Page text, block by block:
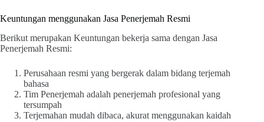
Keuntungan menggunakan Jasa Penerjemah Resmi
Berikut merupakan Keuntungan bekerja sama dengan Jasa
Penerjemah Resmi:
Perusahaan resmi yang bergerak dalam bidang terjemah
bahasa
Tim Penerjemah adalah penerjemah profesional yang
tersumpah
Terjemahan mudah dibaca, akurat menggunakan kaidah